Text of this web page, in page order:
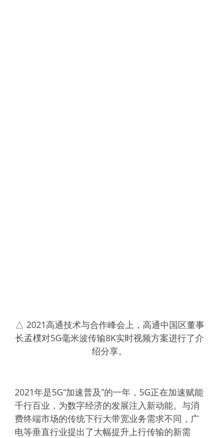
△ 2021高通技术与合作峰会上，高通中国区董事
长孟樸对5G毫米波传输8K实时视频方案进行了介
绍分享。
2021年是5G“加速普及”的一年，5G正在加速赋能
千行百业，为数字经济的发展注入新动能。与消
费终端市场的传统下行大带宽业务需求不同，广
电等垂直行业提出了大幅提升上行传输的新需